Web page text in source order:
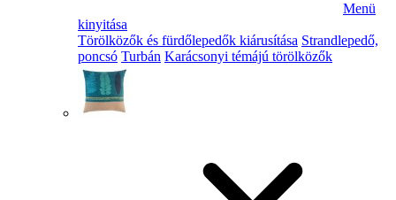
Menü
kinyitása
Törölközők és fürdőlepedők kiárusítása Strandlepedő,
poncsó Turbán Karácsonyi témájú törölközők